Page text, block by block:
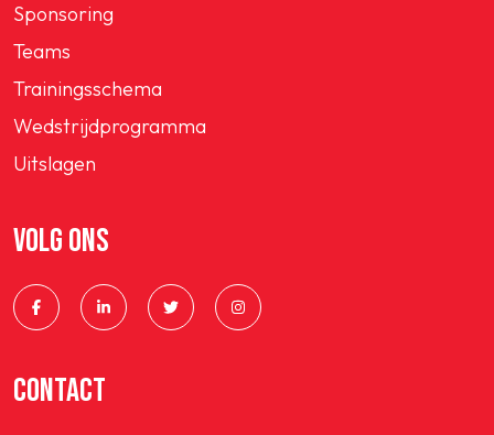
Sponsoring
Teams
Trainingsschema
Wedstrijdprogramma
Uitslagen
VOLG ONS
CONTACT